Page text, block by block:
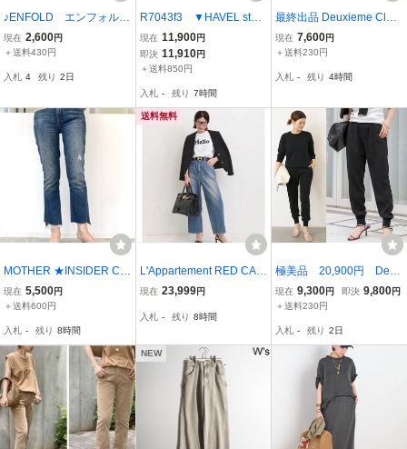
♪ENFOLD エンフォルド
♪ネイビー ストライプ
イージーエッグ パンツ♪
現在 2,600円
＋送料430円
入札 4 残り 2日
R7043f3 ▼HAVEL studi
o ハーヴェルスタジオ L'A
ppartement アパルトモン
購入▼ HIGH GAUGE ニ
ール 春～秋
現在 11,900円
即決 11,910円
＋送料850円
入札 - 残り 7時間
最終出品 Deuxieme Clas
se タックバギーデニム ホ
ワイト EVERYDAYI LIKE
ィエムクラス
現在 7,600円
＋送料230円
入札 - 残り 4時間
MOTHER ★INSIDER CR
OP デニム★サイズ27★L
Appartement購入 Deuxie
足首隠れる着丈
現在 5,500円
＋送料600円
入札 - 残り 8時間
送料無料
L'Appartement RED CAR
D(アパルトモン レッドカ
A CROPPED ダコタクロ
ンズ 26
現在 23,999円
入札 - 残り 8時間
極美品 20,900円 Deux
ieme Classe EDEN リ
ブパンツ サイズ38 ブ
ツ 洗える ドゥーズィ
エムクラス
現在 9,300円 即決 9,800円
＋送料230円
入札 - 残り 2日
NEW